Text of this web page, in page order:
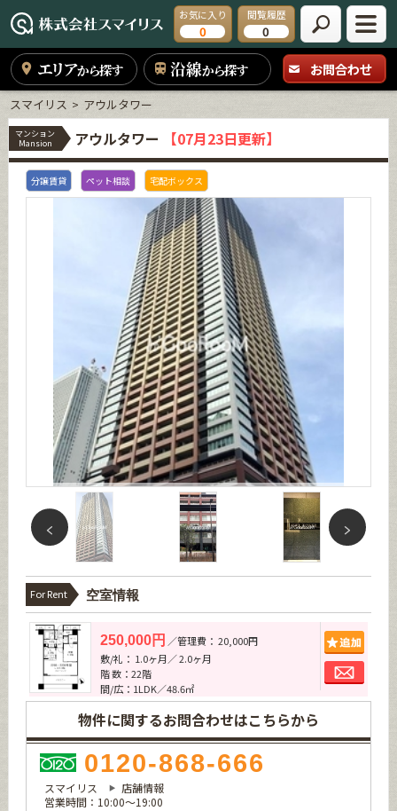
お気に入り
0
閲覧履歴
0
エリアから探す 沿線から探す お問合わせ
スマイリス アウルタワー
マンション
Mansion
アウルタワー 【07月23日更新】
分譲賃貸 ペット相談 宅配ボックス
For Rent 空室情報
250,000円 ／管理費： 20,000円
敷/礼： 1.0ヶ月／ 2.0ヶ月
階 数：22階
間/広：1LDK／48.6㎡
物件に関するお問合わせはこちらから
0120-868-666
スマイリス
店舗情報
営業時間：10:00～19:00